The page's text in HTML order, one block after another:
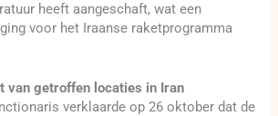
heeft aangeschaft, wat een
voor het Iraanse raketprogramma
van getroffen locaties in Iran
verklaarde op 26 oktober dat de